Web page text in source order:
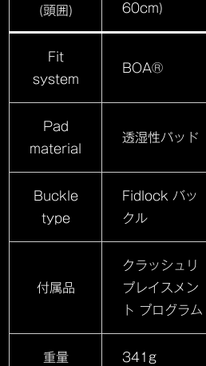
(頭囲) 60cm)
Fit
system
BOA®
Pad
material
透湿性パッド
Buckle
type
Fidlock バッ
クル
付属品
クラッシュリ
プレイスメン
ト プログラム
重量 341g